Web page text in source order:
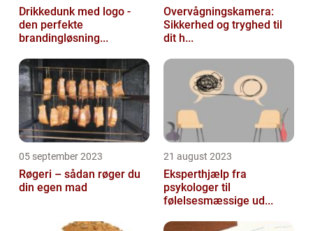
Drikkedunk med logo -
den perfekte
brandingløsning...
Overvågningskamera:
Sikkerhed og tryghed til
dit h...
05 september 2023
Røgeri – sådan røger du
din egen mad
21 august 2023
Eksperthjælp fra
psykologer til
følelsesmæssige ud...